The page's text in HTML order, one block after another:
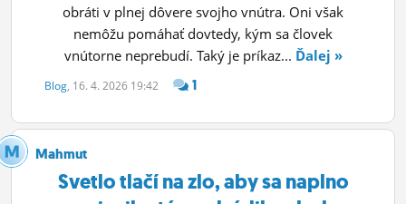
obráti v plnej dôvere svojho vnútra. Oni však
nemôžu pomáhať dovtedy, kým sa človek
vnútorne neprebudí. Taký je príkaz... Ďalej »
Blog, 16. 4. 2026 19:42 1
Mahmut
Svetlo tlačí na zlo, aby sa naplno